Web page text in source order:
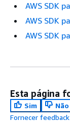
AWS SDK
AWS SDK
AWS SDK
Esta página
Sim
Não
Fornecer feedback